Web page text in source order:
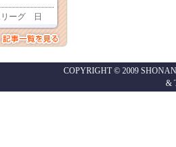
COPYRIGHT © 2009
&